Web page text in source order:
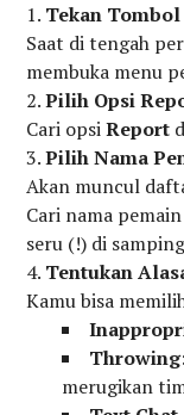
Tekan Tombol
Saat di tengah
membuka menu
Pilih Opsi
Cari opsiReport
Pilih Nama
Akan muncul
Cari nama
seru (!) di
Tentukan
Kamu bisa
merugikan